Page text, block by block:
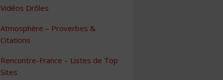
Vidéos Drôles
Atmosphère – Proverbes &
Citations
Rencontre-France – Listes de Top
Sites